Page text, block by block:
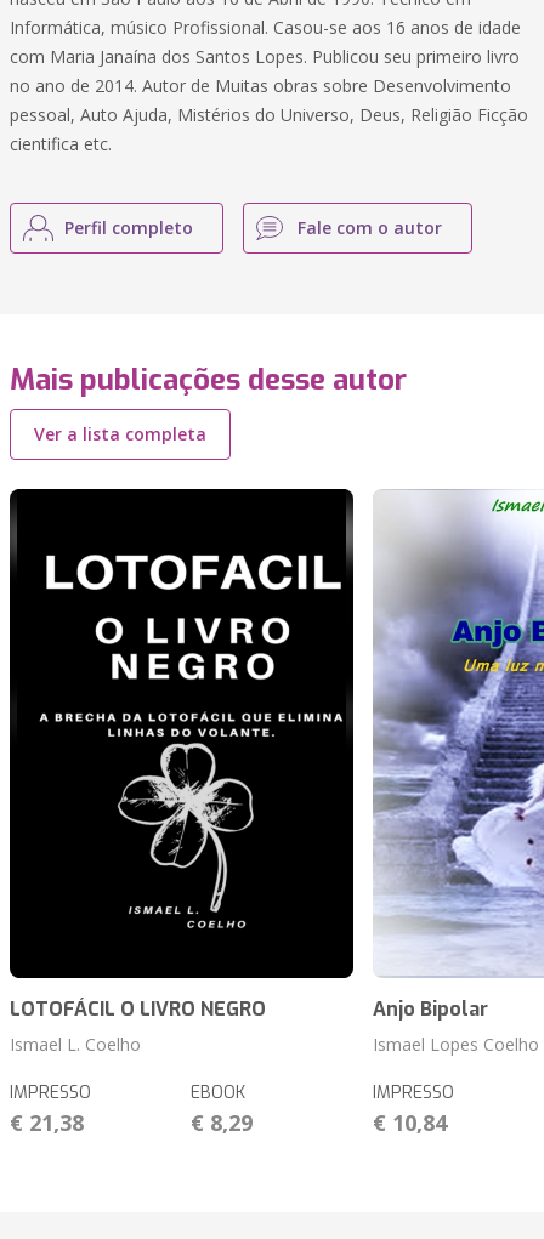
Informática, músico Profissional. Casou-se aos 16 anos de idade
com Maria Janaína dos Santos Lopes. Publicou seu primeiro livro
no ano de 2014. Autor de Muitas obras sobre Desenvolvimento
pessoal, Auto Ajuda, Mistérios do Universo, Deus, Religião Ficção
cientifica etc.
Perfil completo Fale com o autor
Mais publicações desse autor
Ver a lista completa
LOTOFÁCIL O LIVRO NEGRO
Ismael L. Coelho
IMPRESSO
€ 21,38
EBOOK
€ 8,29
Anjo Bipolar
Ismael Lopes Coelho
IMPRESSO
€ 10,84